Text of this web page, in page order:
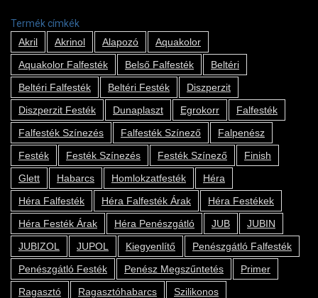
Termék címkék
Akril
Akrinol Alapozó
Aquakolor
Aquakolor Falfesték
Belső Falfesték
Beltéri
Beltéri Falfesték
Beltéri Festék
Diszperzit
Diszperzit Festék
Dunaplaszt Egrokorr
Falfesték
Falfesték Színezés
Falfesték Színező
Falpenész
Festék
Festék Színezés Festék Színező
Finish
Glett
Habarcs Homlokzatfesték
Héra
Héra Falfesték
Héra Falfesték Árak
Héra Festékek
Héra Festék Árak
Héra Penészgátló JUB
JUBIN
JUBIZOL
JUPOL Kiegyenlítő
Penészgátló Falfesték
Penészgátló Festék
Penész Megszűntetés
Primer
Ragasztó
Ragasztóhabarcs Szilikonos